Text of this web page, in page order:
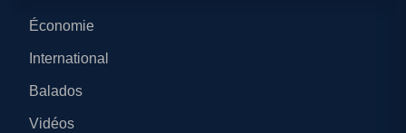
Économie
International
Balados
Vidéos